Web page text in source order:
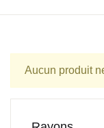
Aucun produit